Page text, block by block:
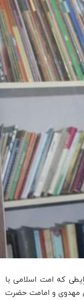
که امت اسلامی با
مهدوی و امامت حضرت